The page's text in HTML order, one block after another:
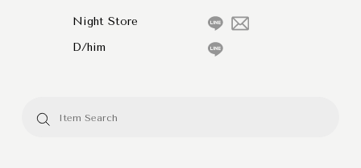
Night Store
D/him